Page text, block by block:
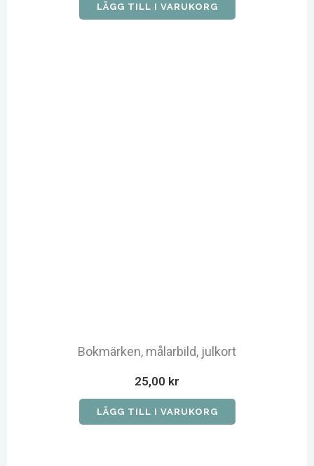
LÄGG TILL I VARUKORG
Bokmärken, målarbild, julkort
25,00 kr
LÄGG TILL I VARUKORG